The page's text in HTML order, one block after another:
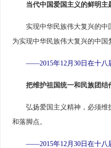
当代中国爱国主义的鲜明主
实现中华民族伟大复兴的中国
为实现中华民族伟大复兴的中
——2015年12月30日在十八
把维护祖国统一和民族团
弘扬爱国主义精神，必须维护
和落脚点。
——2015年12月30日在十八